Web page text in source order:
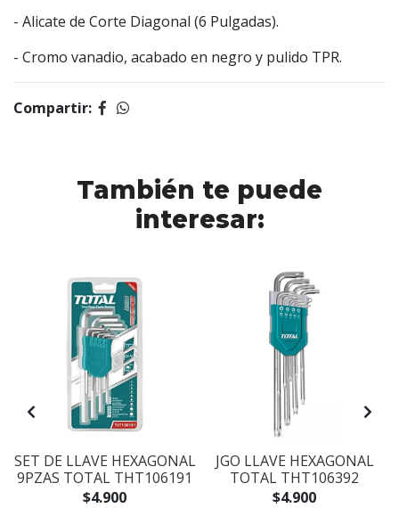
- Alicate de Corte Diagonal (6 Pulgadas).
- Cromo vanadio, acabado en negro y pulido TPR.
Compartir:
También te puede
interesar:
SET DE LLAVE HEXAGONAL
9PZAS TOTAL THT106191
$4.900
JGO LLAVE HEXAGONAL
TOTAL THT106392
$4.900